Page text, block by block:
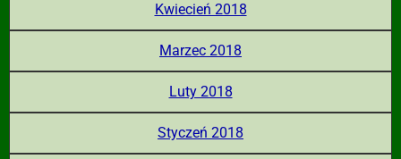
Kwiecień 2018
Marzec 2018
Luty 2018
Styczeń 2018